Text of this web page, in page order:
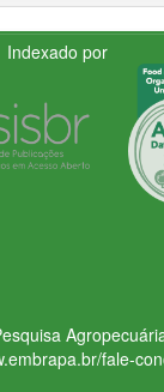
Indexado por
fale-